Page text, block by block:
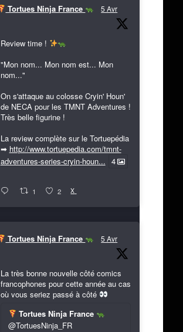
Tortues Ninja France 5 Avr
Review time !
"Mon nom... Mon nom est... Mon
nom..."
On s'attaque au colosse Cryin' Houn'
de NECA pour les TMNT Adventures !
Très belle figurine !
La review complète sur le Tortuepédia
➡ http://www.tortuepedia.com/tmnt-
adventures-series-cryin-houn... 4
1 2 X
Tortues Ninja France 5 Avr
La très bonne nouvelle côté comics
francophones pour cette année au cas
où vous seriez passé à côté
Tortues Ninja France
@TortuesNinja_FR